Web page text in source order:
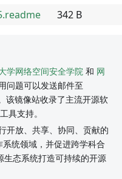
342 B
学网络空间安全学院 和 网
问题可以发送邮件至
该镜像站收录了主流开源软
具支持。
开放、共享、协同、贡献的
统领域，并促进跨学科合
生态系统打造可持续的开源